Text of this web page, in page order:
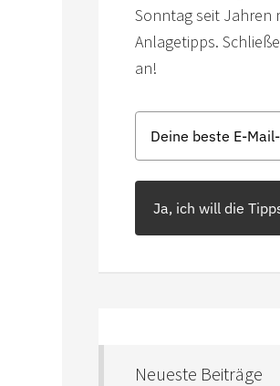
Sonntag seit Jahren
Anlagetipps.
an!
Ja, ich will die
Neueste Beiträge